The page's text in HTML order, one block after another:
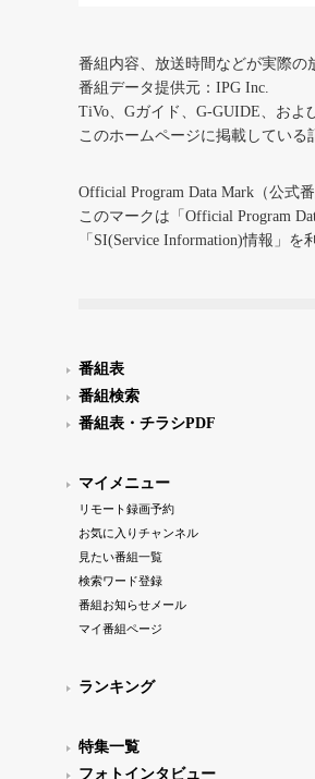
番組内容、放送時間などが実際の
番組データ提供元：IPG Inc.
TiVo、Gガイド、G-GUIDE、およ
このホームページに掲載している
Official Program Data Mark（公式
このマークは「Official Program
「SI(Service Information)情報」
番組表
番組検索
番組表・チラシPDF
マイメニュー
リモート録画予約
お気に入りチャンネル
見たい番組一覧
検索ワード登録
番組お知らせメール
マイ番組ページ
ランキング
特集一覧
フォトインタビュー